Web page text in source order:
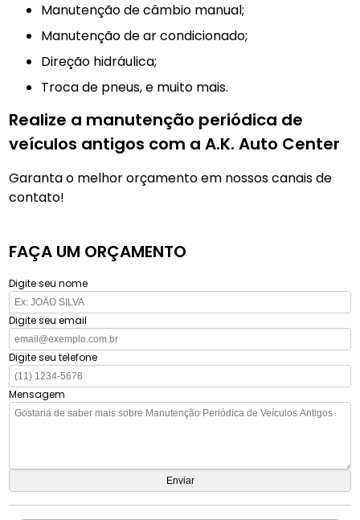
manutenção de câmbio manual;
manutenção de ar condicionado;
direção hidráulica;
troca de pneus, e muito mais.
Realize a manutenção periódica de
veículos antigos com a A.K. Auto Center
Garanta o melhor orçamento em nossos canais de
contato!
FAÇA UM ORÇAMENTO
Digite seu nome
Digite seu email
Digite seu telefone
Mensagem